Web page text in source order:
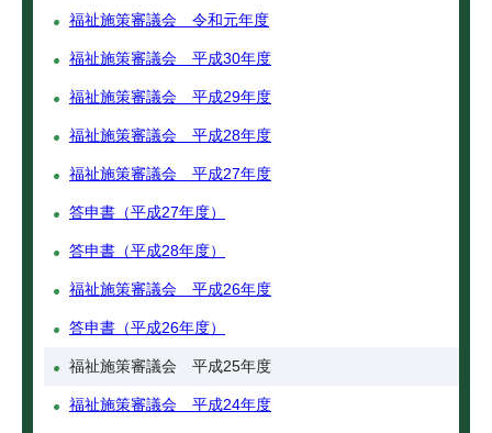
福祉施策審議会 令和元年度
福祉施策審議会 平成30年度
福祉施策審議会 平成29年度
福祉施策審議会 平成28年度
福祉施策審議会 平成27年度
答申書（平成27年度）
答申書（平成28年度）
福祉施策審議会 平成26年度
答申書（平成26年度）
福祉施策審議会 平成25年度
福祉施策審議会 平成24年度